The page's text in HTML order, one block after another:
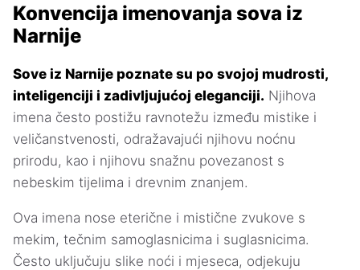
Konvencija imenovanja sova iz
Narnije
Sove iz Narnije poznate su po svojoj mudrosti,
inteligenciji i zadivljujućoj eleganciji. Njihova
imena često postižu ravnotežu između mistike i
veličanstvenosti, odražavajući njihovu noćnu
prirodu, kao i njihovu snažnu povezanost s
nebeskim tijelima i drevnim znanjem.
Ova imena nose eterične i mistične zvukove s
mekim, tečnim samoglasnicima i suglasnicima.
Često uključuju slike noći i mjeseca, odjekuju